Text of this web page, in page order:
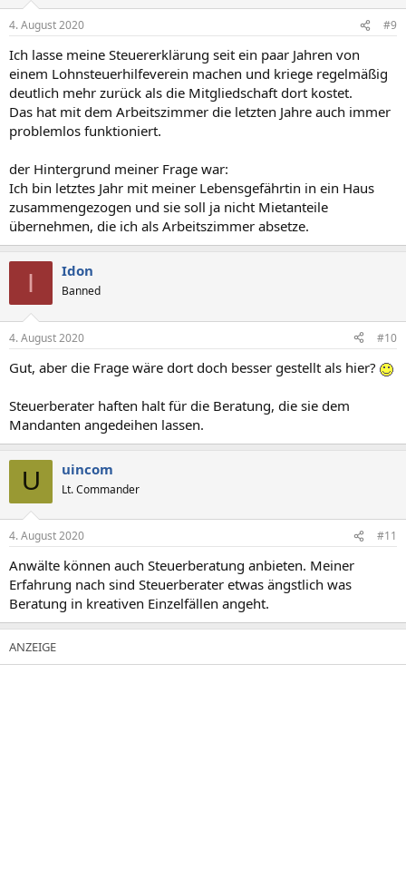
4. August 2020 #9
Ich lasse meine Steuererklärung seit ein paar Jahren von
einem Lohnsteuerhilfeverein machen und kriege regelmäßig
deutlich mehr zurück als die Mitgliedschaft dort kostet.
Das hat mit dem Arbeitszimmer die letzten Jahre auch immer
problemlos funktioniert.
der Hintergrund meiner Frage war:
Ich bin letztes Jahr mit meiner Lebensgefährtin in ein Haus
zusammengezogen und sie soll ja nicht Mietanteile
übernehmen, die ich als Arbeitszimmer absetze.
I Idon
Banned
4. August 2020 #10
Gut, aber die Frage wäre dort doch besser gestellt als hier?
Steuerberater haften halt für die Beratung, die sie dem
Mandanten angedeihen lassen.
U uincom
Lt. Commander
4. August 2020 #11
Anwälte können auch Steuerberatung anbieten. Meiner
Erfahrung nach sind Steuerberater etwas ängstlich was
Beratung in kreativen Einzelfällen angeht.